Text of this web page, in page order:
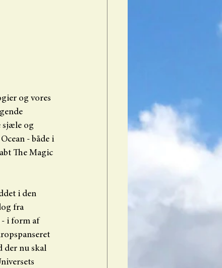
og vores
sjæle og
- både i
The Magic
i den
fra
i form af
der nu skal